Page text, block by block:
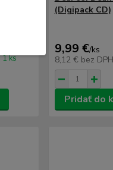
1 ks
(Digipack CD)
9,99 €/ks
8,12 € bez DPH
Pridať do